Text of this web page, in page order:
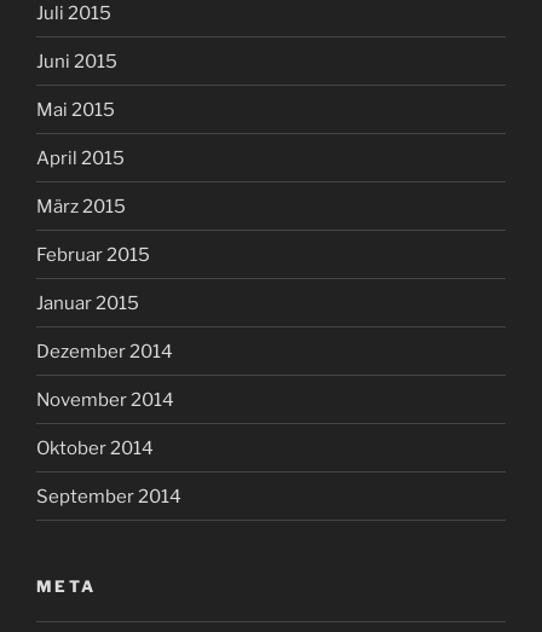
Juli 2015
Juni 2015
Mai 2015
April 2015
März 2015
Februar 2015
Januar 2015
Dezember 2014
November 2014
Oktober 2014
September 2014
META